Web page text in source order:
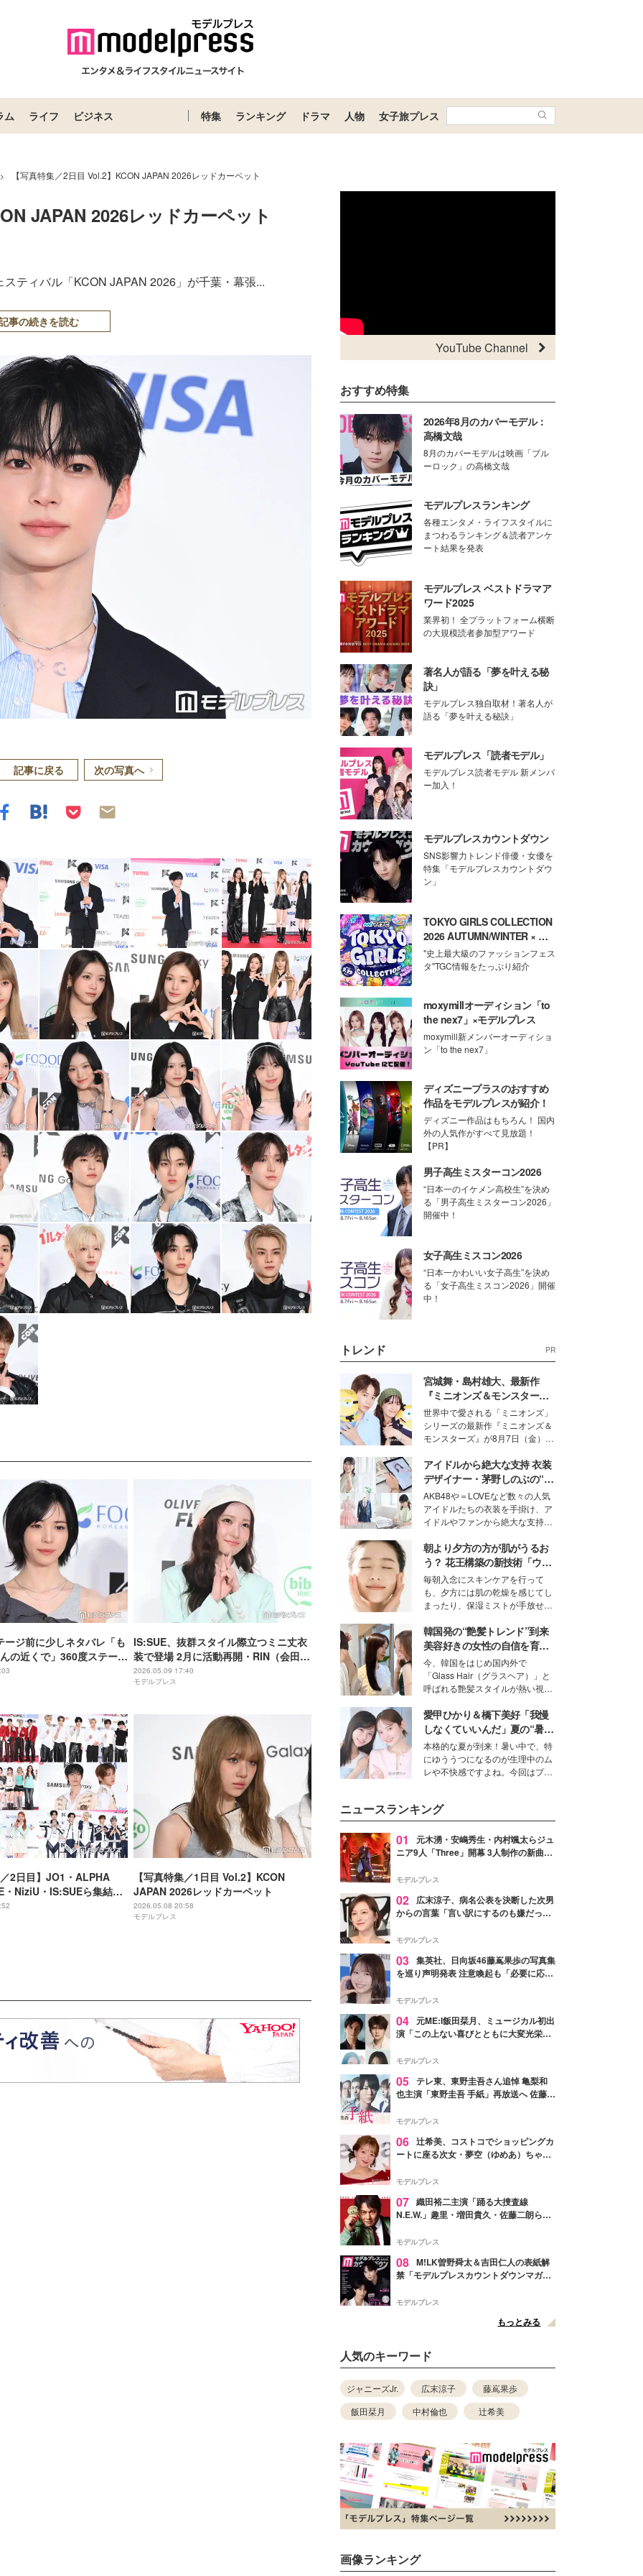
ム ライフ ビジネス 特集 ランキング ドラマ 人物 女子旅プレス
> 【写真特集／2日目 Vol.2】KCON JAPAN 2026レッドカーペット
JAPAN 2026レッドカーペット
ティバル「KCON JAPAN 2026」が千葉・幕張...
事の続きを読む
記事に戻る 次の写真へ
ージ前に少しネタバレ「も
の近くで」360度ステージ
KCON JAPAN 2026／レ
IS:SUE、抜群スタイル際立つミニ丈衣
装で登場 2月に活動再開・RIN（会田
凛）はデビュー後初「KCON」レカペ
【KCON JAPAN 2026／レッドカーペ
2026.05.09 17:40
モデルプレス
2日目】JO1・ALPHA
・NiziU・IS:SUEら集結＜
2026／レッドカーペッ
【写真特集／1日目 Vol.2】KCON
JAPAN 2026レッドカーペット
2026.05.08 20:58
モデルプレス
YouTube Channel
おすすめ特集
2026年8月のカバーモデル：
高橋文哉
8月のカバーモデルは映画「ブル
ーロック」の高橋文哉
モデルプレスランキング
各種エンタメ・ライフスタイルに
まつわるランキング＆読者アンケ
ート結果を発表
モデルプレス ベストドラマア
ワード2025
業界初！ 全プラットフォーム横断
の大規模読者参加型アワード
著名人が語る「夢を叶える秘
訣」
モデルプレス独自取材！著名人が
語る「夢を叶える秘訣」
モデルプレス「読者モデル」
モデルプレス読者モデル 新メンバ
ー加入！
モデルプレスカウントダウン
SNS影響力トレンド俳優・女優を
特集「モデルプレスカウントダウ
ン」
TOKYO GIRLS COLLECTION
2026 AUTUMN/WINTER × モ
デルプレス
"史上最大級のファッションフェス
タ"TGC情報をたっぷり紹介
moxymillオーディション「to
the nex7」×モデルプレス
moxymill新メンバーオーディショ
ン「to the nex7」
ディズニープラスのおすすめ
作品をモデルプレスが紹介！
ディズニー作品はもちろん！ 国内
外の人気作がすべて見放題！
【PR】
男子高生ミスターコン2026
“日本一のイケメン高校生”を決め
る「男子高生ミスターコン2026」
開催中！
女子高生ミスコン2026
“日本一かわいい女子高生”を決め
る「女子高生ミスコン2026」開催
中！
トレンド PR
宮城舞・島村雄大、最新作
『ミニオンズ＆モンスター
ズ』の魅力熱弁 ハチャメチャ
だけじゃない“友情と絆”に感
動
世界中で愛される「ミニオンズ」
シリーズの最新作『ミニオンズ＆
モンスターズ』が8月7日（金）に
ニオン好き”という共通点を持つモ
デルの宮城舞と島村雄大の特別対
談をお届け！それぞれの視点か
ら、今作ならではの魅力や予想外
の感動をもたらす奥深いストーリ
ーについて熱く語り合ってもらっ
た。
アイドルから絶大な支持 衣装
デザイナー・茅野しのぶの“可
愛い”を作る美学＜「シチズン
クロスシー」インタビュー＞
AKB48や＝LOVEなど数々の人気
アイドルたちの衣装を手掛け、ア
イドルやファンから絶大な支持を
取締役兼クリエイティブディレク
ター・茅野しのぶ。一人ひとりの
個性に寄り添い、魅力を引き出す
衣装作りは、多くの女性たちに勇
気と自信を与え続けている。
朝より夕方の方が肌がうるお
う？ 花王構築の新技術「ウォ
ーターキャプチャリングスキ
ン（捕水肌）」がスキンケア
の常識を変える予感
毎朝入念にスキンケアを行って
も、夕方には肌の乾燥を感じてし
まったり、保湿ミストが手放せな
な美容の常識を大きく変える可能
性を秘めた、革新的な「Water
Capturing Skin（ウォーターキャ
プチャリングスキン：捕水肌）」
技術を、花王が構築した。
韓国発の“艶髪トレンド”到来
美容好きの女性の自信を育む
「ヘアケア事情」って？
今、韓国をはじめ国内外で
「Glass Hair（グラスヘア）」と
呼ばれる艶髪スタイルが熱い視線
ションの完成度を高めるベースと
して、“髪そのものの美しさ”に改
めて注目する人が増えている様
子。今回は、そんな憧れの艶やか
な髪を日常で叶える、美容好きの
女性たちのヘアケア事情を紹介し
愛甲ひかり＆橋下美好「我慢
しなくていいんだ」夏の“暑さ
対策”の新しい選択肢とは？
本格的な夏が到来！暑い中で、特
にゆううつになるのが生理中のム
レや不快感ですよね。今回はプラ
好さんを迎えて本音で女子会トー
ク。猛暑のお出かけを快適に過ご
すヒントや、2人が感動した夏の
生理の新常識にも迫りました。
ニュースランキング
01
元木湧・安嶋秀生・内村颯太らジュ
ニア9人「Three」開幕 3人制作の新曲＆
進んで夢を掴みたい」【ゲネプロレポ】
モデルプレス
02
広末涼子、病名公表を決断した次男
からの言葉「言い訳にするのも嫌だっ
モデルプレス
03 集英社、日向坂46藤嶌果歩の写真集
を巡り声明発表 注意喚起も「必要に応じ
モデルプレス
04 元ME:I飯田栞月、ミュージカル初出
演「この上ない喜びとともに大変光栄」
ャスト発表
モデルプレス
05 テレ東、東野圭吾さん追悼 亀梨和
也主演「東野圭吾 手紙」再放送へ 佐藤隆
モデルプレス
06 辻希美、コストコでショッピングカ
ートに座る次女・夢空（ゆめあ）ちゃん
ぎ」「成長を感じる」の声
モデルプレス
07 織田裕二主演「踊る大捜査線
N.E.W.」趣里・増田貴久・佐藤二朗ら新
徴する“謎のキーワード”も
モデルプレス
08 M!LK曽野舜太＆吉田仁人の表紙解
禁「モデルプレスカウントダウンマガジ
モデルプレス
もっとみる
人気のキーワード
ジャニーズJr. 広末涼子
藤嶌果歩
飯田栞月
中村倫也 辻希美
画像ランキング